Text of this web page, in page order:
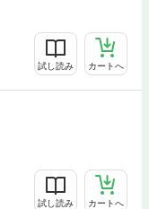
試し読み カートへ
試し読み カートへ